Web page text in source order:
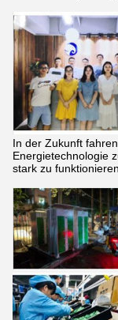
In der Zukunft
Energietechnologie
stark zu